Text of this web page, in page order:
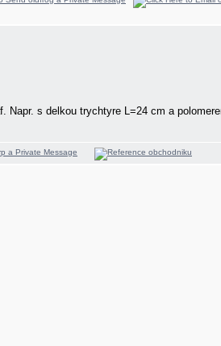
s delkou trychtyre L=24 cm a